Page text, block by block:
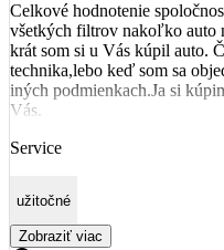
Celkové hodnotenie
všetkých filtrov nakoľko auto
krát som si u Vás kúpil auto.
technika,lebo keď som sa
iných podmienkach.Ja si
Vás.
Service
užitočné
Zobraziť viac